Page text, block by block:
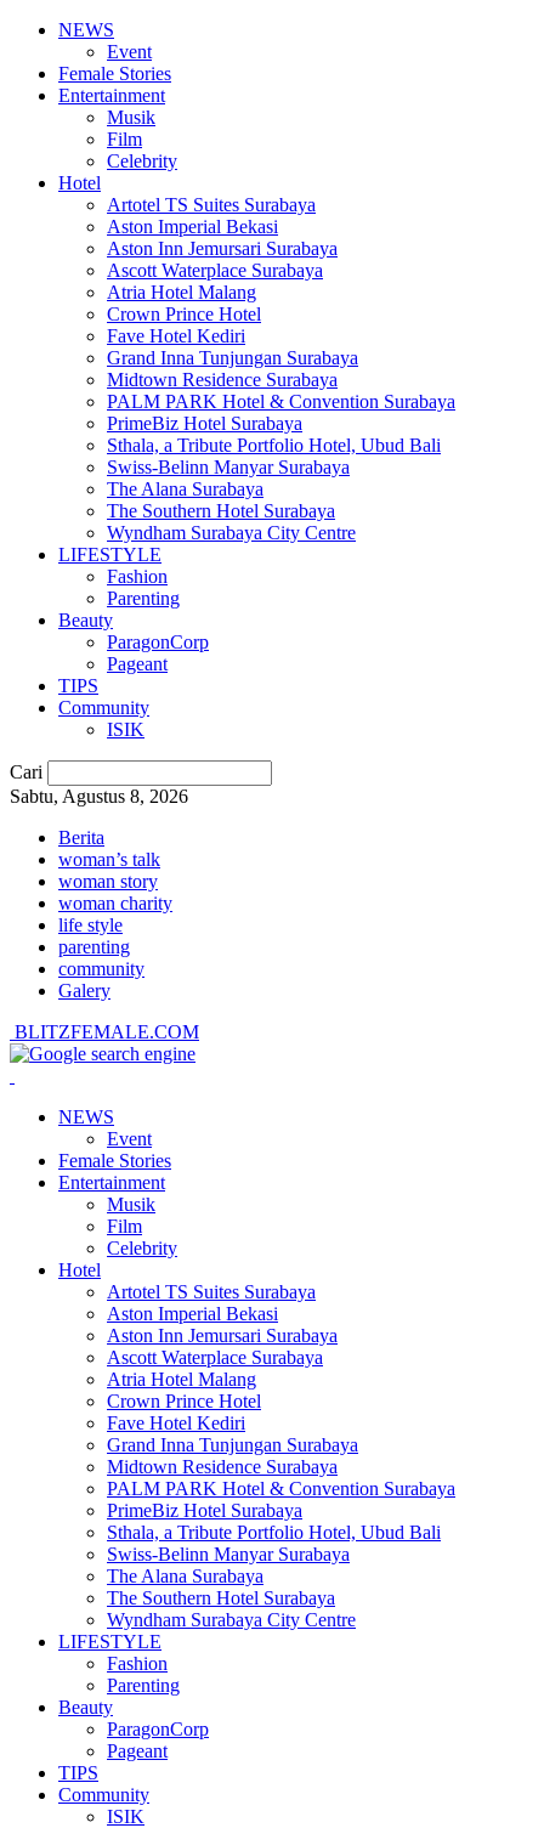
NEWS
Event
Female Stories
Entertainment
Musik
Film
Celebrity
Hotel
Artotel TS Suites Surabaya
Aston Imperial Bekasi
Aston Inn Jemursari Surabaya
Ascott Waterplace Surabaya
Atria Hotel Malang
Crown Prince Hotel
Fave Hotel Kediri
Grand Inna Tunjungan Surabaya
Midtown Residence Surabaya
PALM PARK Hotel & Convention Surabaya
PrimeBiz Hotel Surabaya
Sthala, a Tribute Portfolio Hotel, Ubud Bali
Swiss-Belinn Manyar Surabaya
The Alana Surabaya
The Southern Hotel Surabaya
Wyndham Surabaya City Centre
LIFESTYLE
Fashion
Parenting
Beauty
ParagonCorp
Pageant
TIPS
Community
ISIK
Cari
Sabtu, Agustus 8, 2026
Berita
woman’s talk
woman story
woman charity
life style
parenting
community
Galery
BLITZFEMALE.COM
NEWS
Event
Female Stories
Entertainment
Musik
Film
Celebrity
Hotel
Artotel TS Suites Surabaya
Aston Imperial Bekasi
Aston Inn Jemursari Surabaya
Ascott Waterplace Surabaya
Atria Hotel Malang
Crown Prince Hotel
Fave Hotel Kediri
Grand Inna Tunjungan Surabaya
Midtown Residence Surabaya
PALM PARK Hotel & Convention Surabaya
PrimeBiz Hotel Surabaya
Sthala, a Tribute Portfolio Hotel, Ubud Bali
Swiss-Belinn Manyar Surabaya
The Alana Surabaya
The Southern Hotel Surabaya
Wyndham Surabaya City Centre
LIFESTYLE
Fashion
Parenting
Beauty
ParagonCorp
Pageant
TIPS
Community
ISIK